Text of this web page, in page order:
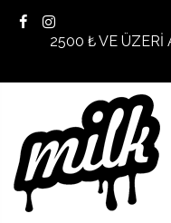
2500 ₺ VE ÜZERİ